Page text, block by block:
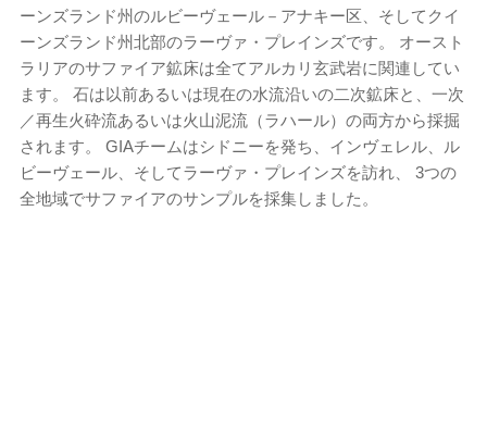
ーンズランド州のルビーヴェール－アナキー区、そしてクイ
ーンズランド州北部のラーヴァ・プレインズです。 オースト
ラリアのサファイア鉱床は全てアルカリ玄武岩に関連してい
ます。 石は以前あるいは現在の水流沿いの二次鉱床と、一次
／再生火砕流あるいは火山泥流（ラハール）の両方から採掘
されます。 GIAチームはシドニーを発ち、インヴェレル、ル
ビーヴェール、そしてラーヴァ・プレインズを訪れ、 3つの
全地域でサファイアのサンプルを採集しました。